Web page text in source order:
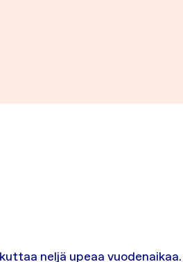
neljä upeaa vuodenaikaa.